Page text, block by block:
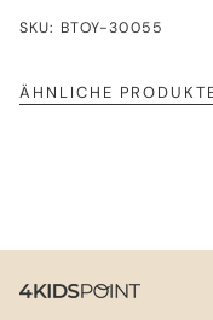
SKU: BTOY-30055
ÄHNLICHE